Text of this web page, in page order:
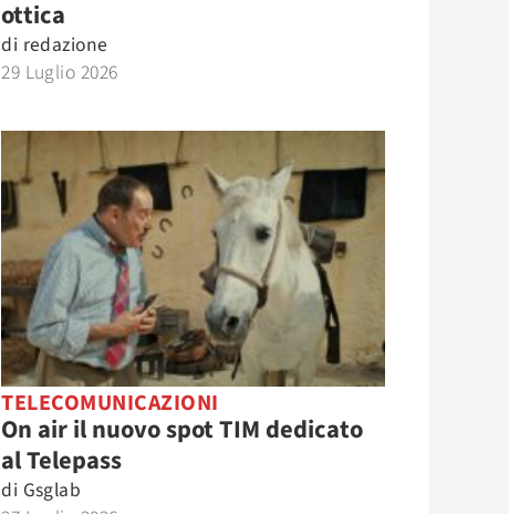
ottica
di redazione
29 Luglio 2026
TELECOMUNICAZIONI
On air il nuovo spot TIM dedicato
al Telepass
di Gsglab